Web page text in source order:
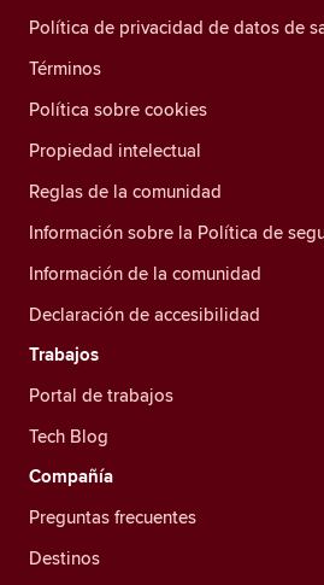
Política de privacidad de datos de
Términos
Política sobre cookies
Propiedad intelectual
Reglas de la comunidad
Información sobre la Política de
Información de la comunidad
Declaración de accesibilidad
Trabajos
Portal de trabajos
Tech Blog
Compañía
Preguntas frecuentes
Destinos